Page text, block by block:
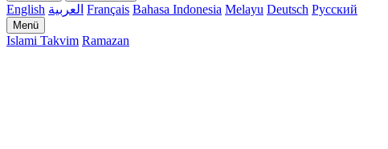
English العربية Français Bahasa Indonesia Melayu Deutsch Русский
Menü
Islami Takvim Ramazan